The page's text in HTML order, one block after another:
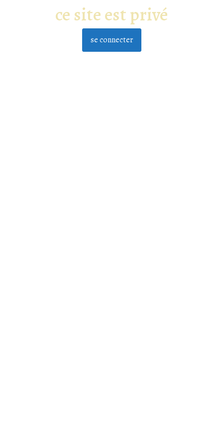
ce site est privé
se connecter